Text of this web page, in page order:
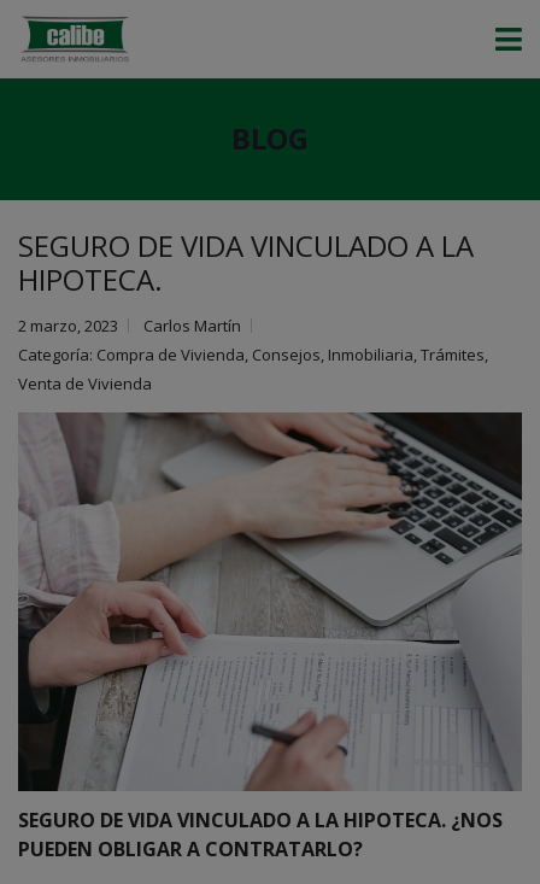
BLOG
SEGURO DE VIDA VINCULADO A LA
HIPOTECA.
2 marzo, 2023
Carlos Martín
Categoría: Compra de Vivienda, Consejos, Inmobiliaria,Trámites,
Venta de Vivienda
SEGURO DE VIDA VINCULADO A LA HIPOTECA. ¿NOS
PUEDEN OBLIGAR A CONTRATARLO?